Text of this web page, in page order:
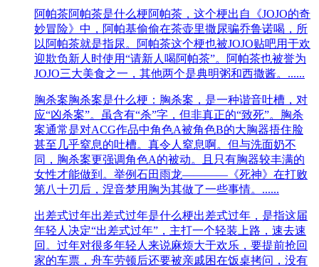
​阿帕茶​阿帕茶是什么梗阿帕茶，这个梗出自《JOJO的奇
妙冒险》中，阿帕基偷偷在茶壶里撒尿骗乔鲁诺喝，所
以阿帕茶就是指尿。阿帕茶这个梗也被JOJO贴吧用于欢
迎欺负新人时使用“请新人喝阿帕茶”。阿帕茶也被誉为
JOJO三大美食之一，其他两个是典明粥和西撒酱。......
胸杀案胸杀案是什么梗：胸杀案，是一种谐音吐槽，对
应“凶杀案”。虽含有“杀”字，但非真正的“致死”。胸杀
案通常是对ACG作品中角色A被角色B的大胸器捂住脸
甚至几乎窒息的吐槽。真令人窒息啊。但与洗面奶不
同，胸杀案更强调角色A的被动。且只有胸器较丰满的
女性才能做到。举例石田雨龙————《死神》在打败
第八十刃后，涅音梦用胸为其做了一些事情。......
出差式过年出差式过年是什么梗出差式过年，是指这届
年轻人决定“出差式过年”，主打一个轻装上路，速去速
回。过年对很多年轻人来说麻烦大于欢乐，要提前抢回
家的车票，舟车劳顿后还要被亲戚困在饭桌拷问，没有